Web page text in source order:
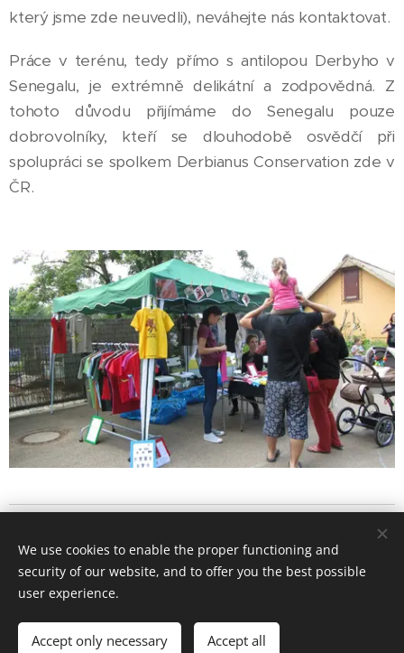
který jsme zde neuvedli), neváhejte nás kontaktovat.
Práce v terénu, tedy přímo s antilopou Derbyho v
Senegalu, je extrémně delikátní a zodpovědná. Z
tohoto důvodu přijímáme do Senegalu pouze
dobrovolníky, kteří se dlouhodobě osvědčí při
spolupráci se spolkem Derbianus Conservation zde v
ČR.
Languages
Currency
CZK Kč
EUR €
We use cookies to enable the proper functioning and
security of our website, and to offer you the best possible
user experience.
Accept only necessary Accept all